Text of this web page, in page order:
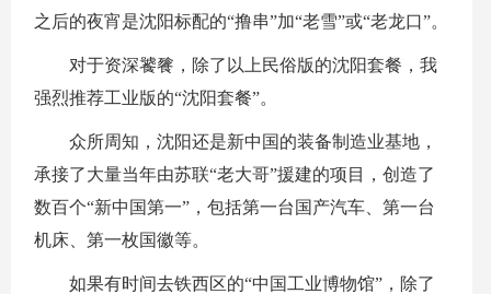
之后的夜宵是沈阳标配的“撸串”加“老雪”或“老龙口”。
对于资深饕餮，除了以上民俗版的沈阳套餐，我
强烈推荐工业版的“沈阳套餐”。
众所周知，沈阳还是新中国的装备制造业基地，
承接了大量当年由苏联“老大哥”援建的项目，创造了
数百个“新中国第一”，包括第一台国产汽车、第一台
机床、第一枚国徽等。
如果有时间去铁西区的“中国工业博物馆”，除了